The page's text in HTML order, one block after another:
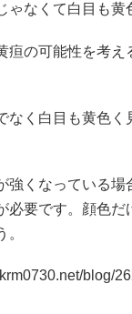
ゃなくて白目も黄
疸の可能性を考え
なく白目も黄色く
強くなっている場
必要です。顔色だ
blog/